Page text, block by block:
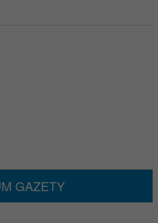
GAZETY